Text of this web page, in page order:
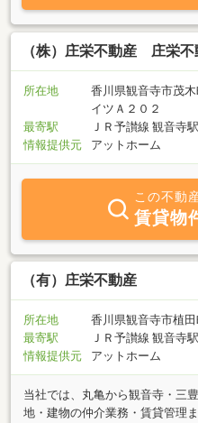
（株）庄栄不動産 庄栄
所在地
香川県観音寺市茂
イツＡ２０２
最寄駅
ＪＲ予讃線 観音寺
情報提供元
アットホーム
この不動
賃貸物
（有）庄栄不動産
所在地
香川県観音寺市植
最寄駅
ＪＲ予讃線 観音寺
情報提供元
アットホーム
当社では、丸亀から観音寺・三
地・建物の仲介業務・賃貸管理